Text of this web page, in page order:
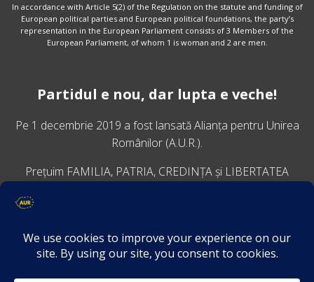
In accordance with Article 5(2) of the Regulation on the statute and funding of
European political parties and European political foundations, the party’s
representation in the European Parliament consists of 3 Members of the
European Parliament, of whom 1 is woman and 2 are men.
Partidul e nou, dar lupta e veche!
Pe 1 decembrie 2019 a fost lansatăAlianța pentru Unirea
Românilor (A.U.R.).
Prețuim FAMILIA, PATRIA, CREDINȚA și LIBERTATEA
VINO ALĂTURI DE NOI